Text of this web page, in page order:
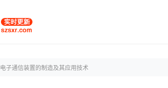
电子通信装置的制造及其应用技术